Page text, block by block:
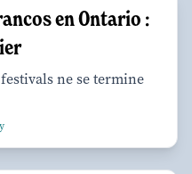
en Ontario :
ne se termine